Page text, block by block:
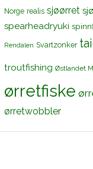
Norge realis sjøørret
spearheadryuki
Rendalen Svartzonker
troutfishing Østlandet
ørretfiske
ørretwobbler